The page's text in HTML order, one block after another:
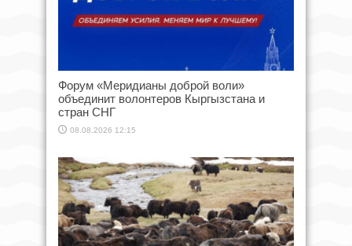
Форум «Меридианы доброй воли»
объединит волонтеров Кыргызстана и
стран СНГ
08.08.2026 12:15